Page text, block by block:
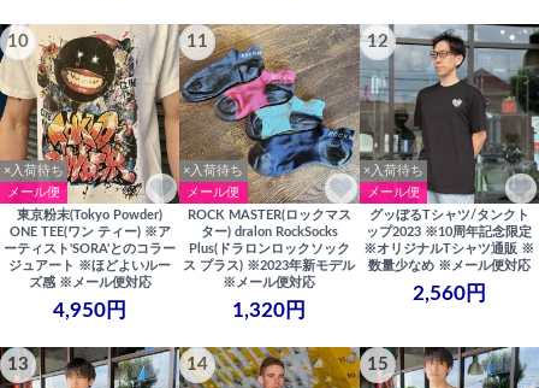
10
×入荷待ち
メール便
東京粉末(Tokyo Powder)
ONE TEE(ワン ティー) ※ア
ーティスト'SORA'とのコラー
ジュアート ※ほどよいルー
ズ感 ※メール便対応
4,950円
11
×入荷待ち
メール便
ROCK MASTER(ロックマス
ター) dralon RockSocks
Plus(ドラロンロックソック
ス プラス) ※2023年新モデル
※メール便対応
1,320円
12
×入荷待ち
メール便
グッぼるTシャツ/タンクト
ップ2023 ※10周年記念限定
※オリジナルTシャツ通販 ※
数量少なめ ※メール便対応
2,560円
13 14 15